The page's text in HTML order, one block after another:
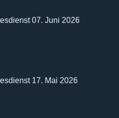
07. Juni 2026
17. Mai 2026